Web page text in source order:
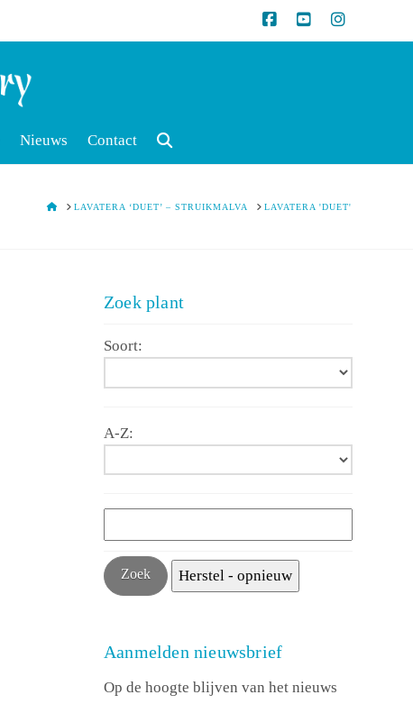
Nieuws Contact
HOMELAVATERA ‘DUET’ – STRUIKMALVA LAVATERA 'DUET'
Zoek plant
Soort:
A-Z:
Aanmelden nieuwsbrief
Op de hoogte blijven van het nieuws